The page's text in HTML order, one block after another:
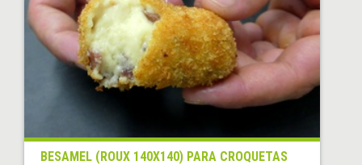
BESAMEL (ROUX 140X140) PARA CROQUETAS